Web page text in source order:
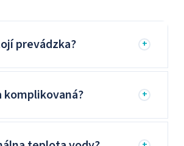
prevádzka? +
komplikovaná? +